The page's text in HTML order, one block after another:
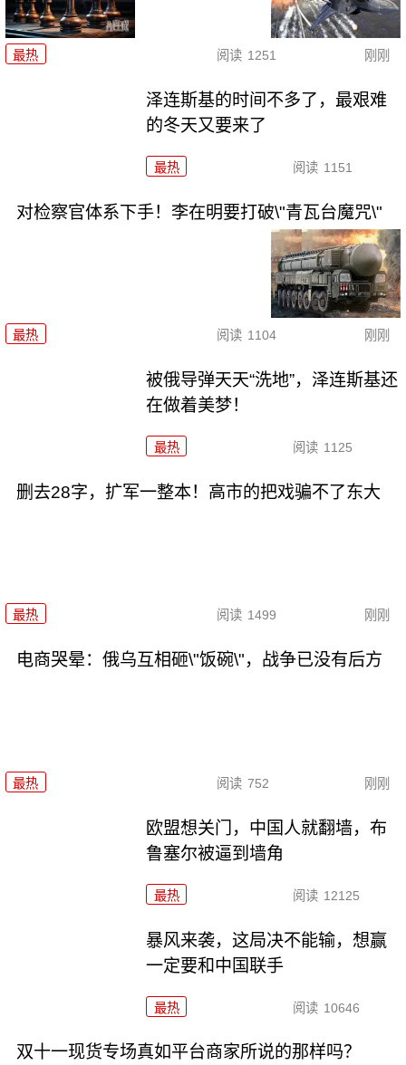
最热 阅读 1251 刚刚
泽连斯基的时间不多了，最艰难
的冬天又要来了
最热 阅读 1151
对检察官体系下手！李在明要打破\"青瓦台魔咒\"
最热 阅读 1104 刚刚
被俄导弹天天“洗地”，泽连斯基还
在做着美梦！
最热 阅读 1125
删去28字，扩军一整本！高市的把戏骗不了东大
最热 阅读 1499 刚刚
电商哭晕：俄乌互相砸\"饭碗\"，战争已没有后方
最热 阅读 752 刚刚
欧盟想关门，中国人就翻墙，布
鲁塞尔被逼到墙角
最热 阅读 12125
暴风来袭，这局决不能输，想赢
一定要和中国联手
最热 阅读 10646
双十一现货专场真如平台商家所说的那样吗？